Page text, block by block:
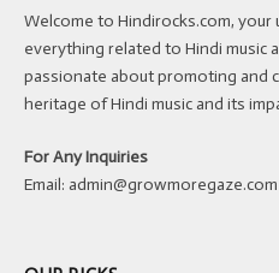
Welcome to Hindirocks.com,
everything related to Hindi music
passionate about promoting and
heritage of Hindi music and its
For Any Inquiries
Email: admin@growmoregaze.com